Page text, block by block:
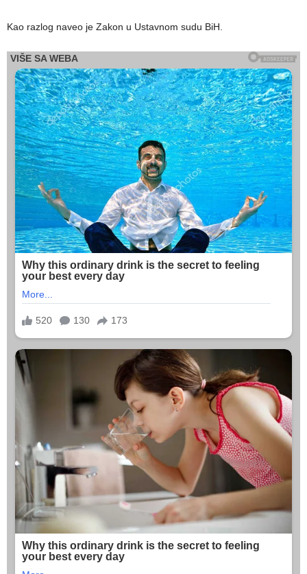
Kao razlog naveo je Zakon u Ustavnom sudu BiH.